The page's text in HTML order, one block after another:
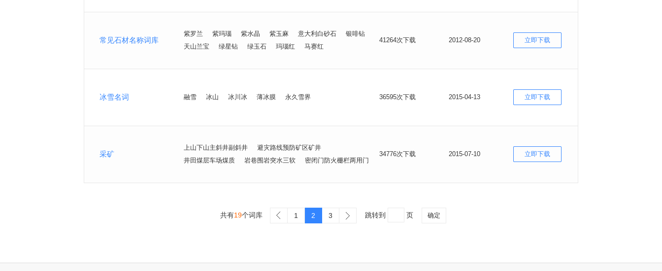
常见石材名称词库
紫罗兰 紫玛瑙 紫水晶 紫玉麻 意大利白砂石
银啡钻
天山兰宝
绿星钻 绿玉石 玛瑙红 马赛红
41264次下载 2012-08-20 立即下载
冰雪名词 融雪 冰山 冰川冰 薄冰膜 永久雪界 36595次下载 2015-04-13 立即下载
采矿
上山下山主斜井副斜井
避灾路线预防矿区矿井
井田煤层车场煤质
岩巷围岩突水三软 密闭门防火栅栏两用门
34776次下载 2015-07-10 立即下载
共有19个词库 1 2 3 跳转到 页 确定